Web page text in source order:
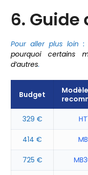
6. Guide
Pour aller plus loin
pourquoi certains
d’autres.
Budget
Modèle
329 €
414 €
725 €